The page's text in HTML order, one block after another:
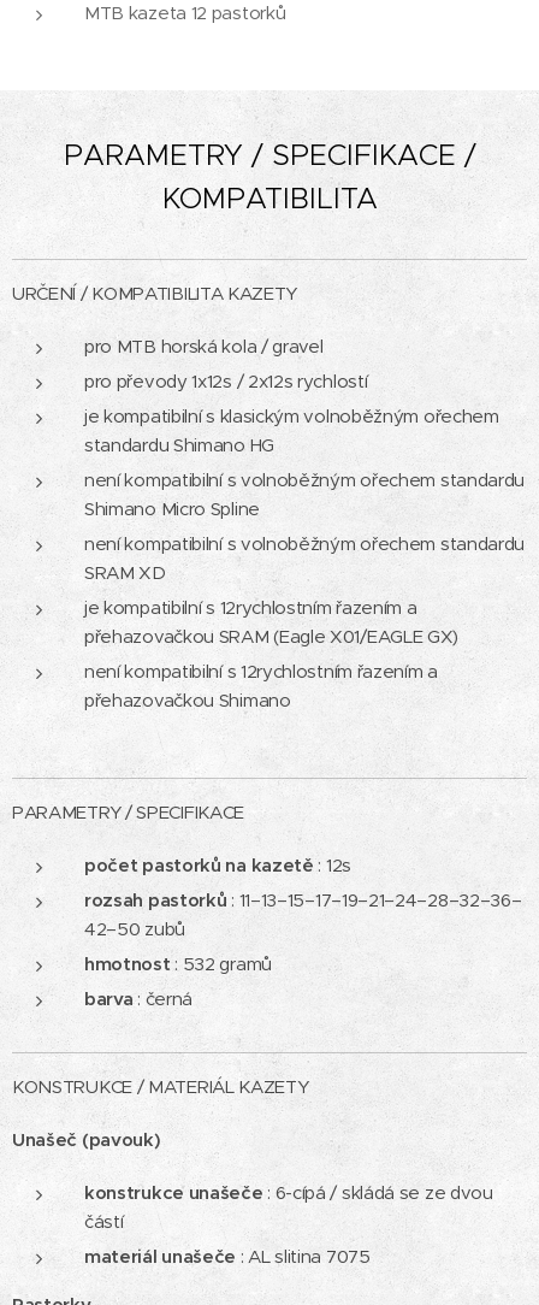
MTB kazeta 12 pastorků
PARAMETRY / SPECIFIKACE /
KOMPATIBILITA
URČENÍ / KOMPATIBILITA KAZETY
pro MTB horská kola / gravel
pro převody 1x12s / 2x12s rychlostí
je kompatibilní s klasickým volnoběžným ořechem
standardu Shimano HG
není kompatibilní s volnoběžným ořechem standardu
Shimano Micro Spline
není kompatibilní s volnoběžným ořechem standardu
SRAM XD
je kompatibilní s 12rychlostním řazením a
přehazovačkou SRAM (Eagle X01/EAGLE GX)
není kompatibilní s 12rychlostním řazením a
přehazovačkou Shimano
PARAMETRY / SPECIFIKACE
počet pastorků na kazetě: 12s
rozsah pastorků : 11–13–15–17–19–21–24–28–32–36–
42–50 zubů
hmotnost: 532 gramů
barva : černá
KONSTRUKCE / MATERIÁL KAZETY
Unašeč (pavouk)
konstrukce unašeče : 6-cípá / skládá se ze dvou
částí
materiál unašeče : AL slitina 7075